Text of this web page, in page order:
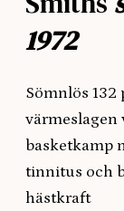
1972
Sömnlös 132
värmeslagen
basketkamp
tinnitus och
hästkraft